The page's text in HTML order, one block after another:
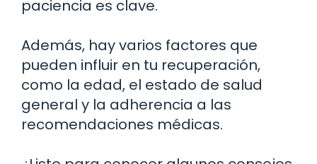
paciencia es clave.
Además, hay varios factores que
pueden influir en tu recuperación,
como la edad, el estado de salud
general y la adherencia a las
recomendaciones médicas.